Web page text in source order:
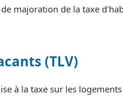
majoration de la taxe
(TLV)
à la taxe sur les